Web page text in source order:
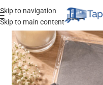
Skip to navigation
Skip to main content